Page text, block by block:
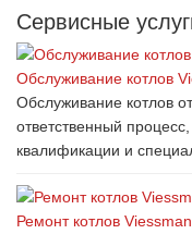
Сервисные
Обслуживание котлов
Обслуживание котлов
ответственный
квалификации и
Ремонт котлов